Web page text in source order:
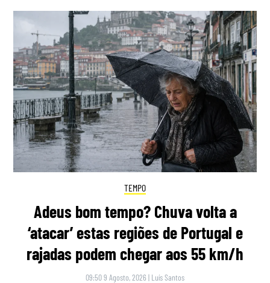
TEMPO
Adeus bom tempo? Chuva volta a
‘atacar’ estas regiões de Portugal e
rajadas podem chegar aos 55 km/h
09:50 9 Agosto, 2026 | Luís Santos